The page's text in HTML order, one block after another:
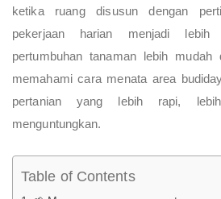
ketika ruang disusun dengan
pekerjaan harian menjadi
pertumbuhan tanaman lebih mudah
memahami cara menata area
pertanian yang lebih rapi,
menguntungkan.
Table of Contents